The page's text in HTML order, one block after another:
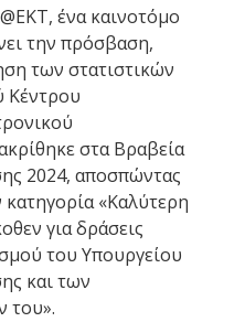
ένα καινοτόμο
την πρόσβαση,
των στατιστικών
Κέντρου
στα Βραβεία
2024, αποσπώντας
«Καλύτερη
για δράσεις
του Υπουργείου
και των
του».